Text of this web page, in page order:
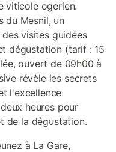
viticole ogerien.
du Mesnil, un
visites guidées
dégustation (tarif : 15
ouvert de 09h00 à
révèle les secrets
l'excellence
heures pour
de la dégustation.
à La Gare,